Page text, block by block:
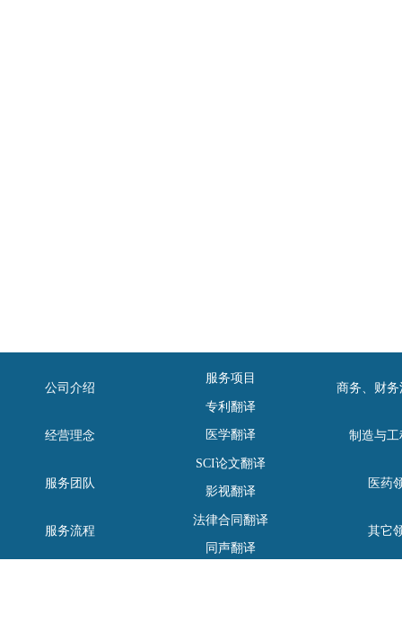
公司介绍
经营理念
服务团队
服务流程
服务项目
专利翻译
医学翻译
SCI论文翻译
影视翻译
法律合同翻译
同声翻译
商务、财
制造与
医药
其它